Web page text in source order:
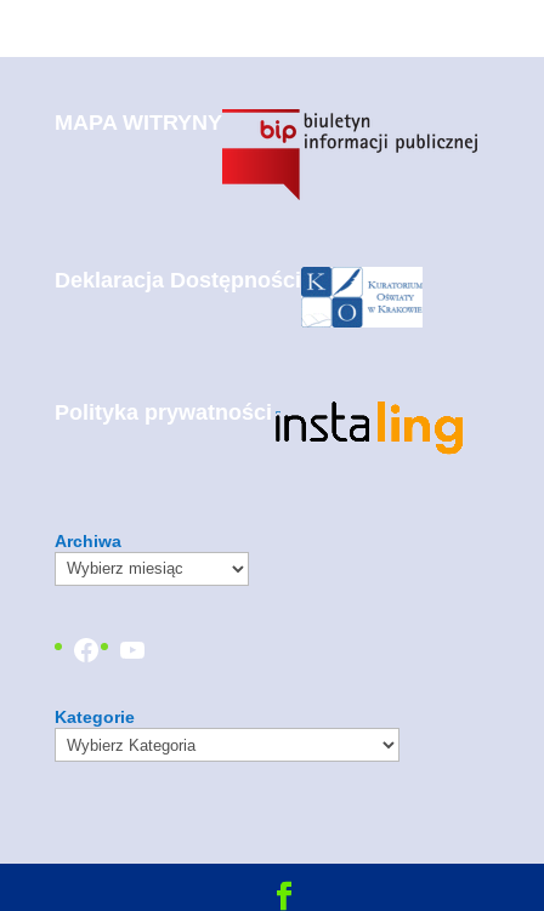
MAPA WITRYNY
Deklaracja Dostępności
Polityka prywatności
Archiwa
Facebook
YouTube
Kategorie